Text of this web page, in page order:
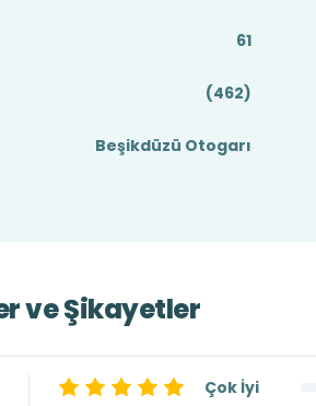
61
(462)
Beşikdüzü Otogarı
ve Şikayetler
Çok İyi